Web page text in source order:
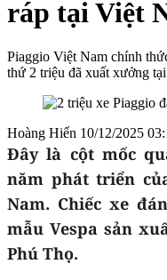
ráp tại Việt
Piaggio Việt Nam chính
thứ 2 triệu đã xuất xưởng
Hoàng Hiển 10/12/2025
Đây là cột mốc
năm phát triển
Nam. Chiếc xe
mẫu Vespa sản
Phú Thọ.